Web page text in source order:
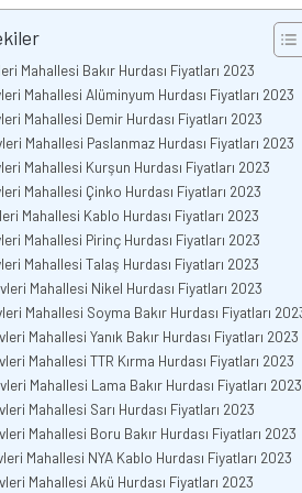
Mahallesi Bakır Hurdası Fiyatları 2023
Mahallesi Alüminyum Hurdası Fiyatları 2023
Mahallesi Demir Hurdası Fiyatları 2023
Mahallesi Paslanmaz Hurdası Fiyatları 2023
Mahallesi Kurşun Hurdası Fiyatları 2023
Mahallesi Çinko Hurdası Fiyatları 2023
Mahallesi Kablo Hurdası Fiyatları 2023
Mahallesi Pirinç Hurdası Fiyatları 2023
Mahallesi Talaş Hurdası Fiyatları 2023
Mahallesi Nikel Hurdası Fiyatları 2023
Mahallesi Soyma Bakır Hurdası Fiyatları
Mahallesi Yanık Bakır Hurdası Fiyatları 2023
Mahallesi TTR Kırma Hurdası Fiyatları 2023
Mahallesi Lama Bakır Hurdası Fiyatları 2023
Mahallesi Sarı Hurdası Fiyatları 2023
Mahallesi Boru Bakır Hurdası Fiyatları 2023
Mahallesi NYA Kablo Hurdası Fiyatları 2023
Mahallesi Akü Hurdası Fiyatları 2023